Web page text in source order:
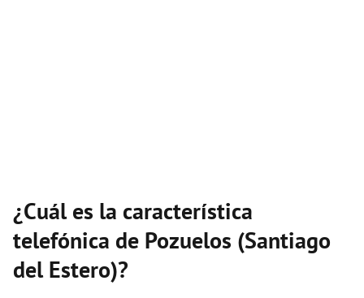
¿Cuál es la característica
telefónica de Pozuelos (Santiago
del Estero)?